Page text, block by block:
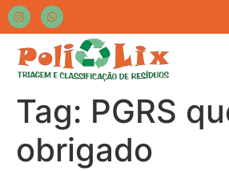
Tag: PGRS
obrigado